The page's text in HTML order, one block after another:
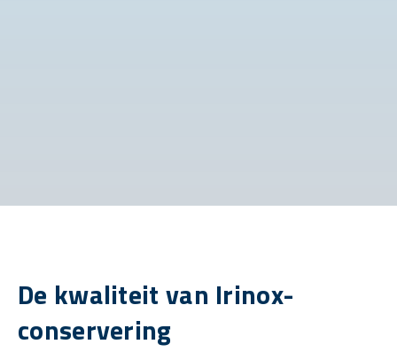
De kwaliteit van Irinox-
conservering